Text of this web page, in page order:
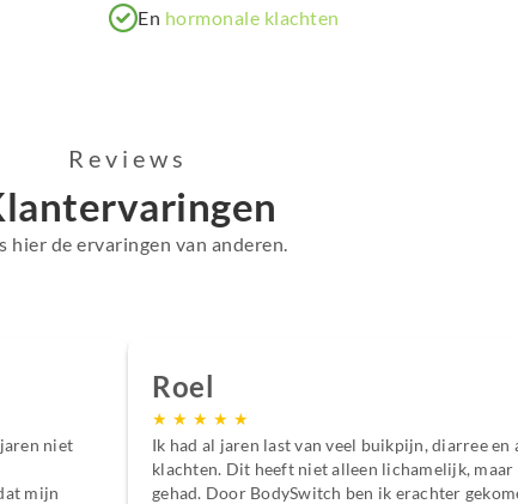
En hormonale klachten
Reviews
hier de ervaringen van anderen.
had
met mij
ik al
Margot
★ ★ ★ ★ ★
“Ik eet gezond, slaap goed en beweeg best veel.
fit. Ik had ook veel last van allerlei klachten
huidproblemen. Sinds mijn behandeltraject bij